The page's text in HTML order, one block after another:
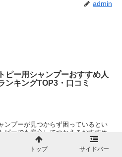
admin
ピー用シャンプーおすすめ人
ンキングTOP3・口コミ
ンプーが見つからず困っているとい
ピーでも安心してつかえるおすすめ
ンキングやおすすめの製品をご紹介
ー用シャンプーが見つかるはずで
トップ サイドバー